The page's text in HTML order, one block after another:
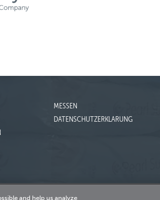
MESSEN
DATENSCHUTZERKLARUNG
and help us analyze